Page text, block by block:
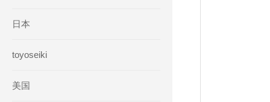
日本
toyoseiki
美国